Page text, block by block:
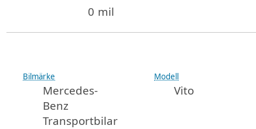
0 mil
Bilmärke
Mercedes-
Benz
Transportbilar
Modell
Vito